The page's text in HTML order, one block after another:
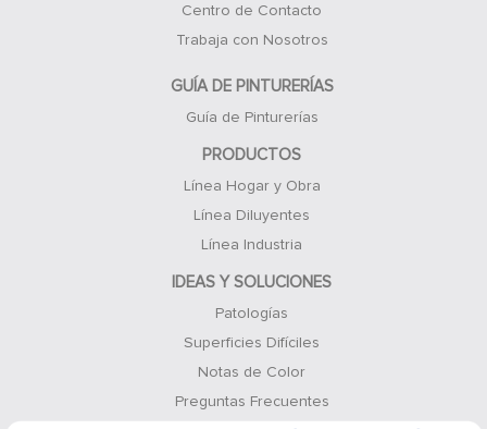
Centro de Contacto
Trabaja con Nosotros
GUÍA DE PINTURERÍAS
Guía de Pinturerías
PRODUCTOS
Línea Hogar y Obra
Línea Diluyentes
Línea Industria
IDEAS Y SOLUCIONES
Patologías
Superficies Difíciles
Notas de Color
Preguntas Frecuentes